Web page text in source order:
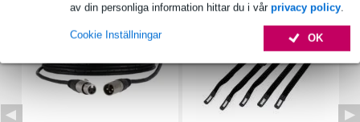
av din personliga information hittar du i vår privacy policy.
OK
Cookie Inställningar